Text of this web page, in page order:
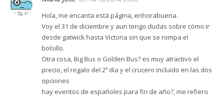
Hola, me encanta está página, enhorabuena.
Voy el 31 de diciembre y aun tengo dudas sobre cómo ir
desde gatwick hasta Victoria sin que se rompa el
bolsillo.
Otra cosa, Big Bus o Golden Bus? es muy atractivo el
precio, el regalo del 2º dia y el crucero incluido en las dos
opciones
hay eventos de españoles para fin de año?, me refiero